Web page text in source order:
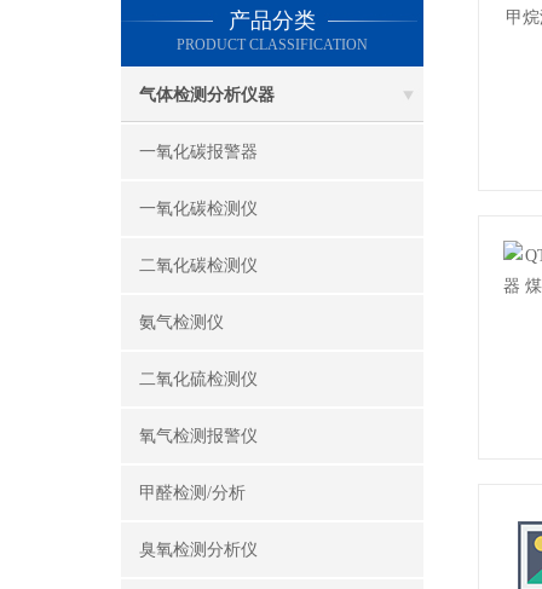
产品分类
PRODUCT CLASSIFICATION
气体检测分析仪器
一氧化碳报警器
一氧化碳检测仪
二氧化碳检测仪
氨气检测仪
二氧化硫检测仪
氧气检测报警仪
甲醛检测/分析
臭氧检测分析仪